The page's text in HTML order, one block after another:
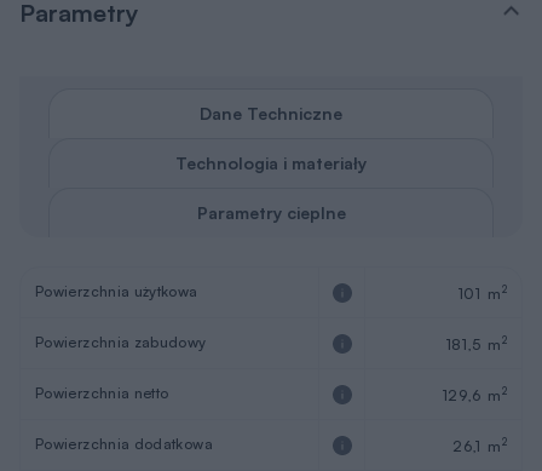
Parametry
Dane Techniczne
Technologia i materiały
Parametry cieplne
Powierzchnia użytkowa 101 m2
Powierzchnia zabudowy 181,5 m2
Powierzchnia netto 129,6 m2
Powierzchnia dodatkowa 26,1 m2